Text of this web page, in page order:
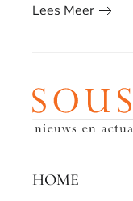
Lees Meer
HOME